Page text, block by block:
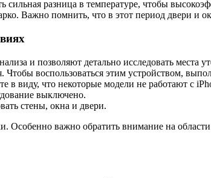
сильная разница в температуре, чтобы
Важно помнить, что в этот период двери
и позволяют детально исследовать места
Чтобы воспользоваться этим устройством,
виду, что некоторые модели не работают с
выключено.
стены, окна и двери.
Особенно важно обратить внимание на